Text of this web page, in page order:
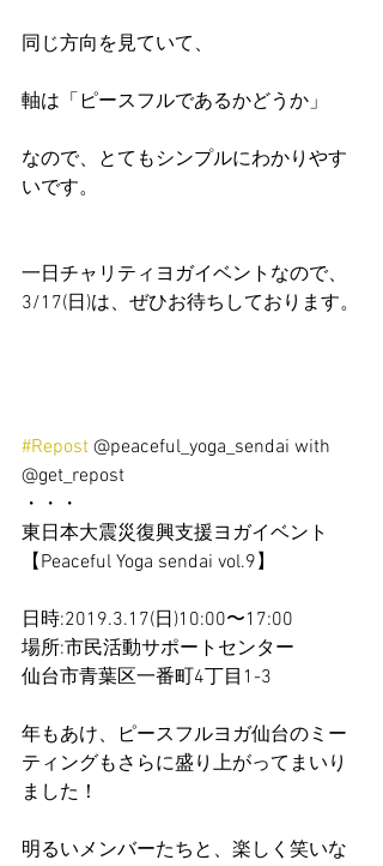
同じ方向を見ていて、
軸は「ピースフルであるかどうか」
なので、とてもシンプルにわかりやす
いです。
一日チャリティヨガイベントなので、
3/17(日)は、ぜひお待ちしております。
#Repost @peaceful_yoga_sendai with
@get_repost
・・・
東日本大震災復興支援ヨガイベント
【Peaceful Yoga sendai vol.9】
日時:2019.3.17(日)10:00〜17:00
場所:市民活動サポートセンター
仙台市青葉区一番町4丁目1-3
年もあけ、ピースフルヨガ仙台のミー
ティングもさらに盛り上がってまいり
ました！
明るいメンバーたちと、楽しく笑いな